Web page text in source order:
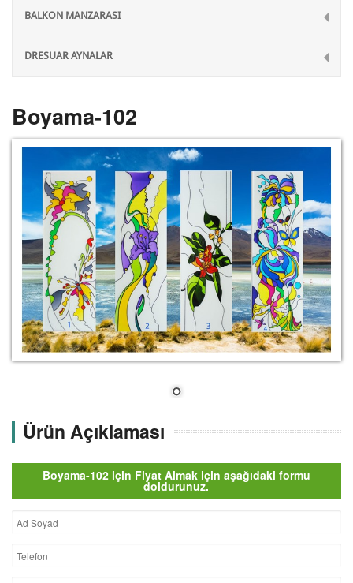
BALKON MANZARASI
DRESUAR AYNALAR
Boyama-102
Ürün Açıklaması
Boyama-102 için Fiyat Almak için aşağıdaki formu
doldurunuz.